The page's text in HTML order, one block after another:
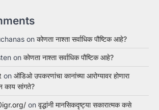
on कोणता नाश्ता सर्वाधिक पौष्टिक आहे?
on कोणता नाश्ता सर्वाधिक पौष्टिक आहे?
on ऑडिओ उपकरणांचा कानांच्या आरोग्यावर होणारा
काय सांगते?
on वृद्धांनी मानसिकदृष्ट्या सकारात्मक कसे